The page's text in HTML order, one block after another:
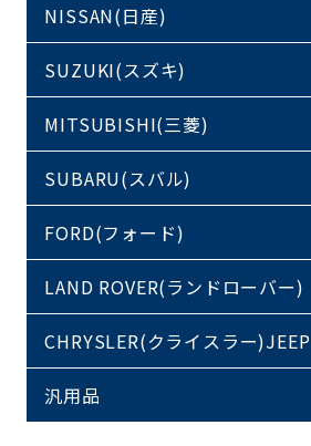
NISSAN(日産)
SUZUKI(スズキ)
MITSUBISHI(三菱)
SUBARU(スバル)
FORD(フォード)
LAND ROVER(ランドローバー)
CHRYSLER(クライスラー)JEEP
汎用品